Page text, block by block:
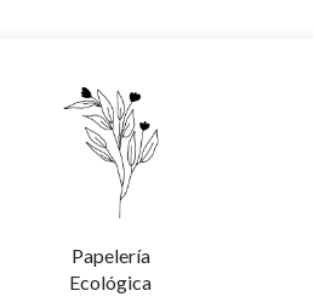
Papelería
Ecológica